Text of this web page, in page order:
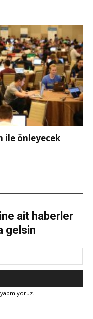
ile önleyecek
ait haberler
gelsin